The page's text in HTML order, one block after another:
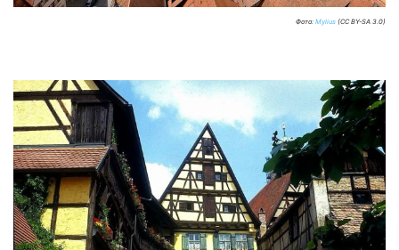
Фото: Mylius (CC BY-SA 3.0)